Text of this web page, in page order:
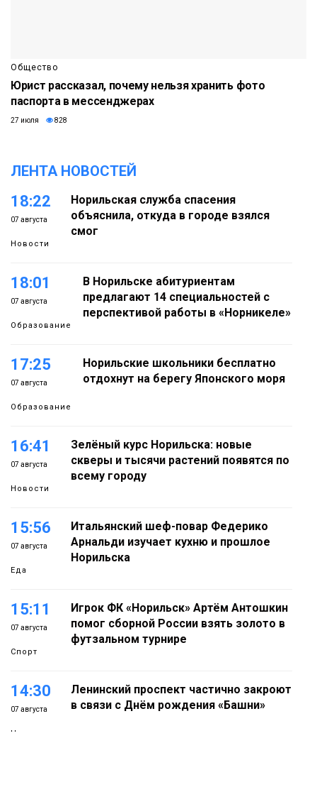
Общество
Юрист рассказал, почему нельзя хранить фото
паспорта в мессенджерах
27 июля 828
ЛЕНТА НОВОСТЕЙ
18:22
07 августа
Новости
Норильская служба спасения
объяснила, откуда в городе взялся
смог
18:01
07 августа
Образование
В Норильске абитуриентам
предлагают 14 специальностей с
перспективой работы в «Норникеле»
17:25
07 августа
Образование
Норильские школьники бесплатно
отдохнут на берегу Японского моря
16:41
07 августа
Новости
Зелёный курс Норильска: новые
скверы и тысячи растений появятся по
всему городу
15:56
07 августа
Еда
Итальянский шеф-повар Федерико
Арнальди изучает кухню и прошлое
Норильска
15:11
07 августа
Спорт
Игрок ФК «Норильск» Артём Антошкин
помог сборной России взять золото в
футзальном турнире
14:30
07 августа
Новости
Ленинский проспект частично закроют
в связи с Днём рождения «Башни»